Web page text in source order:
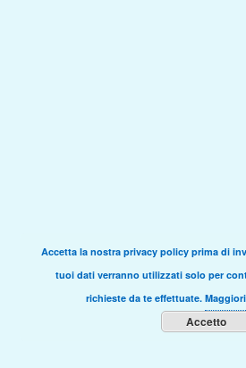
Accetta la nostra privacy policy prima di
tuoi dati verranno utilizzati solo per
richieste da te effettuate.
Accetto